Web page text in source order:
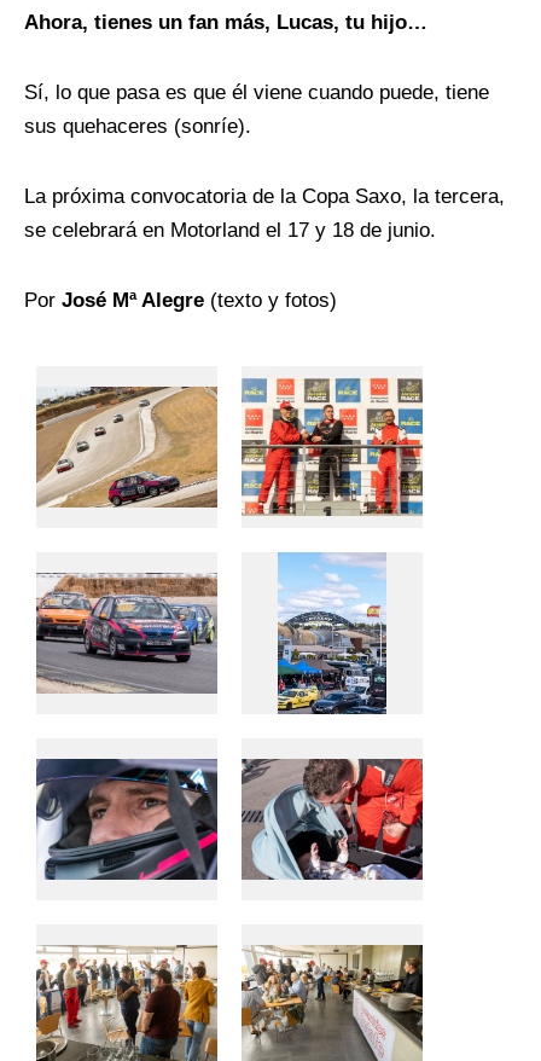
Ahora, tienes un fan más, Lucas, tu hijo…
Sí, lo que pasa es que él viene cuando puede, tiene
sus quehaceres (sonríe).
La próxima convocatoria de la Copa Saxo, la tercera,
se celebrará en Motorland el 17 y 18 de junio.
Por José Mª Alegre (texto y fotos)